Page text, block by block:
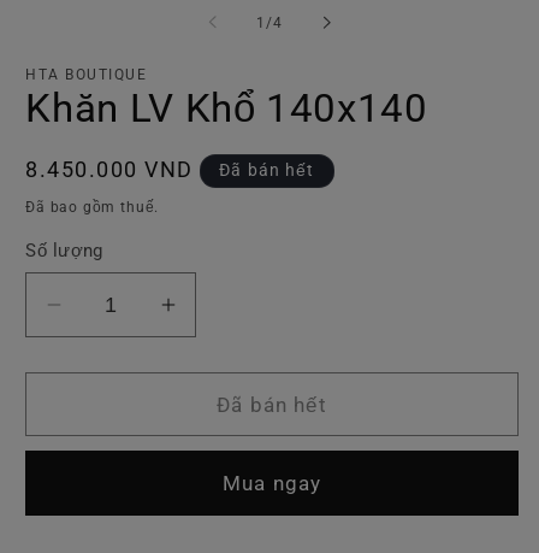
hộp
tương
tác
1 /trong
4
HTA BOUTIQUE
Khăn LV Khổ 140x140
Giá
thông
8.450.000 VND Đã bán hết
Đã bao gồm thuế.
Số lượng
Giảm
số
lượng
Khăn
140x140
Tăng
số
lượng
Khăn
140x140
Đã bán hết
Mua ngay